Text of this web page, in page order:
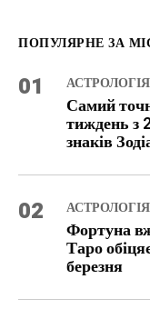
ПОПУЛЯРНЕ ЗА
01 АСТРОЛОГІЯ
Самий
тиждень з
знаків
02 АСТРОЛОГІЯ
Фортуна
Таро
березня